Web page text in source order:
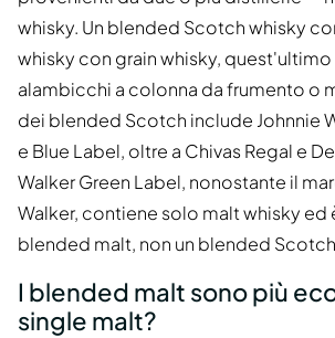
whisky. Un blended Scotch whisky
whisky con grain whisky,
alambicchi a colonna da frumento o
dei blended Scotch include Johnnie
e Blue Label, oltre a Chivas Regal e
Walker Green Label, nonostante il
Walker, contiene solo malt whisky ed
blended malt, non un blended
I blended malt sono più
single malt?